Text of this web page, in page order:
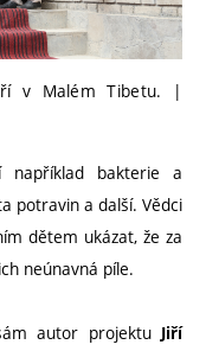
v Malém Tibetu. |
například bakterie a
potravin a další. Vědci
dětem ukázat, že za
neúnavná píle.
autor projektu Jiří